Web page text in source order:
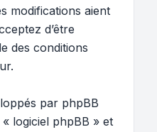
modifications aient
d’être
des conditions
par phpBB
logiciel phpBB » et